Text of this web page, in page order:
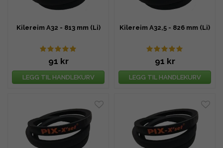
Kilereim A32 - 813 mm (Li)
91 kr
LEGG TIL HANDLEKURV
Kilereim A32,5 - 826 mm (Li)
91 kr
LEGG TIL HANDLEKURV